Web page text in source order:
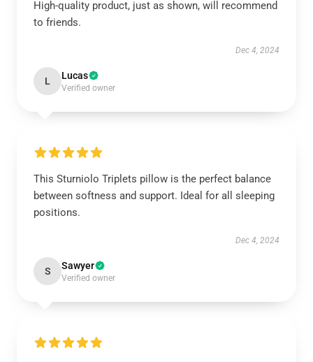
High-quality product, just as shown, will recommend
to friends.
Dec 4, 2024
L Lucas
Verified owner
This Sturniolo Triplets pillow is the perfect balance
between softness and support. Ideal for all sleeping
positions.
Dec 4, 2024
S Sawyer
Verified owner